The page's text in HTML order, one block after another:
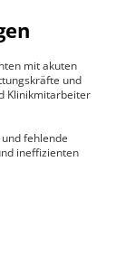
mit akuten
und
Klinikmitarbeiter
fehlende
ineffizienten